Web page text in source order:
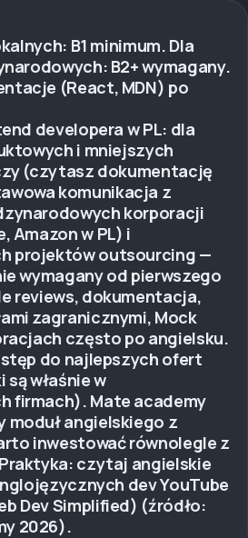
B1 minimum. Dla
B2+ wymagany.
(React, MDN) po
developera w PL: dla
i mniejszych
(czytasz dokumentację
komunikacja z
korporacji
Amazon w PL) i
projektów outsourcing —
wymagany od pierwszego
reviews, dokumentacja,
zagranicznymi, Mock
często po angielsku.
do najlepszych ofert
właśnie w
firmach). Mate academy
angielskiego z
inwestować równolegle z
czytaj angielskie
dev YouTube
Dev Simplified) (źródło:
2026).